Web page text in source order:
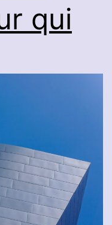
qui